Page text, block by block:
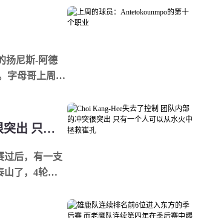
扬尼斯-阿德
字母哥上周率
Choi Kang-Hee失去了控制 团队内部的冲突很突出 只有一个人可以从水火中拯救崔孔
过后，有一支
山了，4轮联